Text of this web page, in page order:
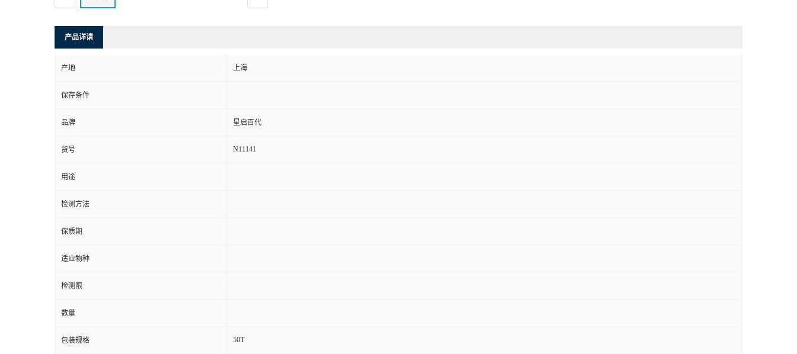
产品详请
产地 上海
保存条件
品牌 星启百代
货号 N11141
用途
检测方法
保质期
适应物种
检测限
数量
包装规格 50T